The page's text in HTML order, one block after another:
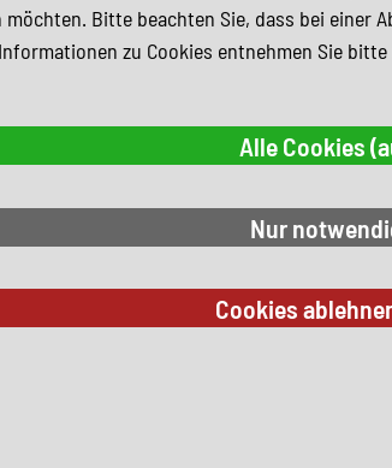
Ihren Suchkriterien.
möchten. Bitte beachten Sie, dass bei einer
zu Cookies entnehmen Sie